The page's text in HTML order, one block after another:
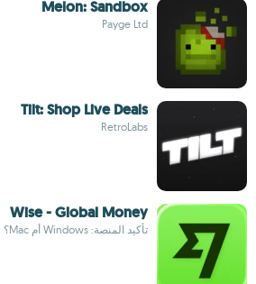
Melon: Sandbox
Payge Ltd
Tilt: Shop Live Deals
RetroLabs
Wise - Global Money
تأكيد المنصة: Windows أم Mac؟